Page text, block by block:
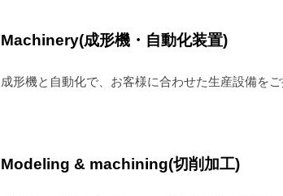
Machinery(成形機・自動化装置)
成形機と自動化で、お客様に合わせた生産設備をご
Modeling & machining(切削加工)